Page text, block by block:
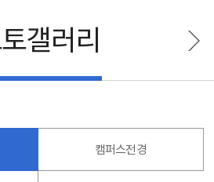
갤러리
캠퍼스전경